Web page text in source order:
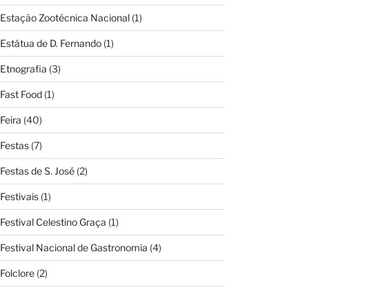
Estação Zootécnica Nacional(1)
Estátua de D. Fernando(1)
Etnografia (3)
Fast Food(1)
Feira (40)
Festas(7)
Festas de S. José(2)
Festivais(1)
Festival Celestino Graça (1)
Festival Nacional de Gastronomia (4)
Folclore(2)